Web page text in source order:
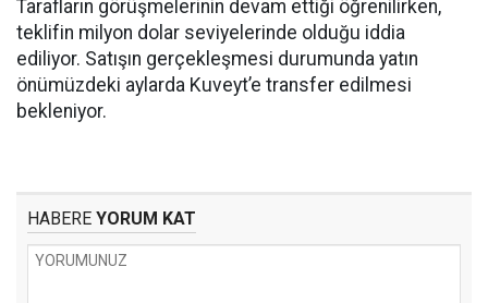
Tarafların görüşmelerinin devam ettiği öğrenilirken,
teklifin milyon dolar seviyelerinde olduğu iddia
ediliyor. Satışın gerçekleşmesi durumunda yatın
önümüzdeki aylarda Kuveyt’e transfer edilmesi
bekleniyor.
HABERE YORUM KAT